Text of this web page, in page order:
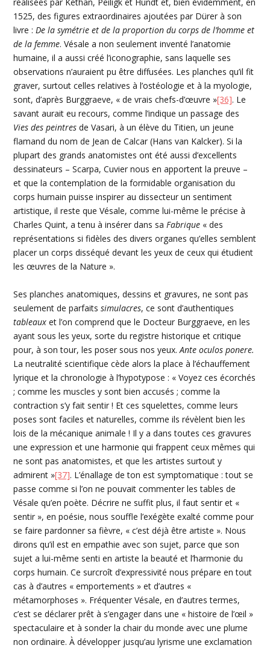
1525, des figures extraordinaires ajoutées par Dürer à son
livre : De la symétrie et de la proportion du corps de l’homme et
de la femme. Vésale a non seulement inventé l’anatomie
humaine, il a aussi créé l’iconographie, sans laquelle ses
observations n’auraient pu être diffusées. Les planches qu’il fit
graver, surtout celles relatives à l’ostéologie et à la myologie,
sont, d’après Burggraeve, « de vrais chefs-d’œuvre »[36]. Le
savant aurait eu recours, comme l’indique un passage des
Vies des peintres de Vasari, à un élève du Titien, un jeune
flamand du nom de Jean de Calcar (Hans van Kalcker). Si la
plupart des grands anatomistes ont été aussi d’excellents
dessinateurs – Scarpa, Cuvier nous en apportent la preuve –
et que la contemplation de la formidable organisation du
corps humain puisse inspirer au dissecteur un sentiment
artistique, il reste que Vésale, comme lui-même le précise à
Charles Quint, a tenu à insérer dans sa Fabrique « des
représentations si fidèles des divers organes qu’elles semblent
placer un corps disséqué devant les yeux de ceux qui étudient
les œuvres de la Nature ».
Ses planches anatomiques, dessins et gravures, ne sont pas
seulement de parfaitssimulacres, ce sont d’authentiques
tableaux et l’on comprend que le Docteur Burggraeve, en les
ayant sous les yeux, sorte du registre historique et critique
pour, à son tour, les poser sous nos yeux.Ante oculos ponere.
La neutralité scientifique cède alors la place à l’échauffement
lyrique et la chronologie à l’hypotypose : « Voyez ces écorchés
; comme les muscles y sont bien accusés ; comme la
contraction s’y fait sentir ! Et ces squelettes, comme leurs
poses sont faciles et naturelles, comme ils révèlent bien les
lois de la mécanique animale ! Il y a dans toutes ces gravures
une expression et une harmonie qui frappent ceux mêmes qui
ne sont pas anatomistes, et que les artistes surtout y
admirent »[37]. L’énallage de ton est symptomatique : tout se
passe comme si l’on ne pouvait commenter les tables de
Vésale qu’en poète. Décrire ne suffit plus, il faut sentir et «
sentir », en poésie, nous souffle l’exégète exalté comme pour
se faire pardonner sa fièvre, « c’est déjà être artiste ». Nous
dirons qu’il est en empathie avec son sujet, parce que son
sujet a lui-même senti en artiste la beauté et l’harmonie du
corps humain. Ce surcroît d’expressivité nous prépare en tout
cas à d’autres « emportements » et d’autres «
métamorphoses ». Fréquenter Vésale, en d’autres termes,
c’est se déclarer prêt à s’engager dans une « histoire de l’œil »
spectaculaire et à sonder la chair du monde avec une plume
non ordinaire. À développer jusqu’au lyrisme une exclamation